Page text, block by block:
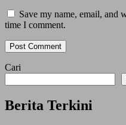
Save my name, email, and
time I comment.
Cari
Berita Terkini